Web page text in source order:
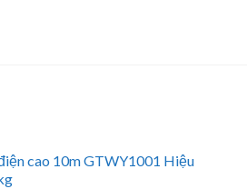
cao 10m GTWY1001 Hiệu